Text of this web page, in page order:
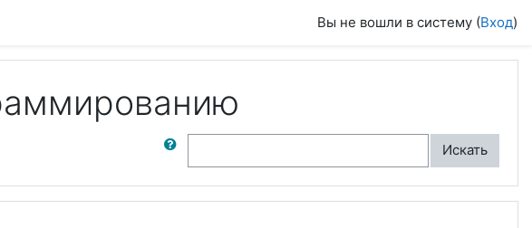
Вы не вошли в систему (Вход)
Поиск по форумам
Искать